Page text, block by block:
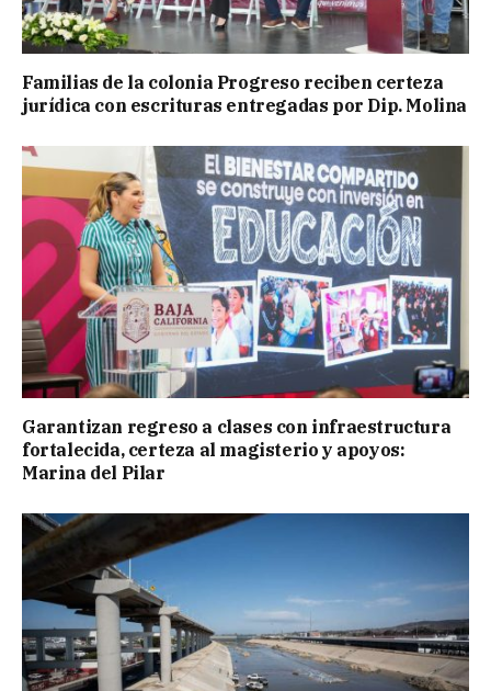
Familias de la colonia Progreso reciben certeza
jurídica con escrituras entregadas por Dip. Molina
Garantizan regreso a clases con infraestructura
fortalecida, certeza al magisterio y apoyos:
Marina del Pilar